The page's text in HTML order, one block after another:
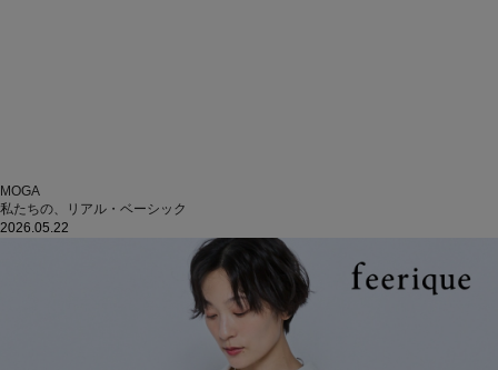
MOGA
私たちの、リアル・ベーシック
2026.05.22